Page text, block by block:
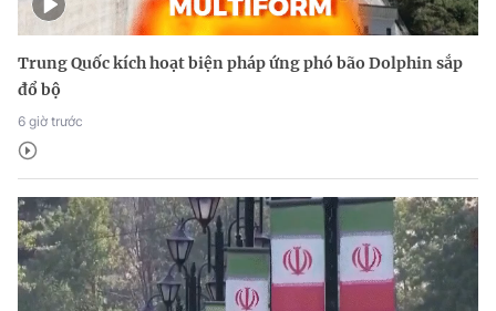
Trung Quốc kích hoạt biện pháp ứng phó bão Dolphin sắp
đổ bộ
6 giờ trước